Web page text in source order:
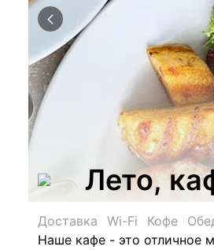
Лето,
Доставка Wi-Fi Кофе
Наше кафе - это отличное